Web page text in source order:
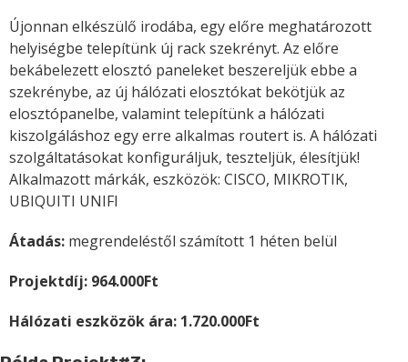
Újonnan elkészülő irodába, egy előre meghatározott
helyiségbe telepítünk új rack szekrényt. Az előre
bekábelezett elosztó paneleket beszereljük ebbe a
szekrénybe, az új hálózati elosztókat bekötjük az
elosztópanelbe, valamint telepítünk a hálózati
kiszolgáláshoz egy erre alkalmas routert is. A hálózati
szolgáltatásokat konfiguráljuk, teszteljük, élesítjük!
Alkalmazott márkák, eszközök: CISCO, MIKROTIK,
UBIQUITI UNIFI
Átadás: megrendeléstől számított 1 héten belül
Projektdíj: 964.000Ft
Hálózati eszközök ára: 1.720.000Ft